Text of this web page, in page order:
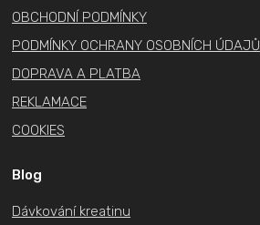
OBCHODNÍ PODMÍNKY
PODMÍNKY OCHRANY OSOBNÍCH ÚDAJŮ
DOPRAVA A PLATBA
REKLAMACE
COOKIES
Blog
Dávkování kreatinu